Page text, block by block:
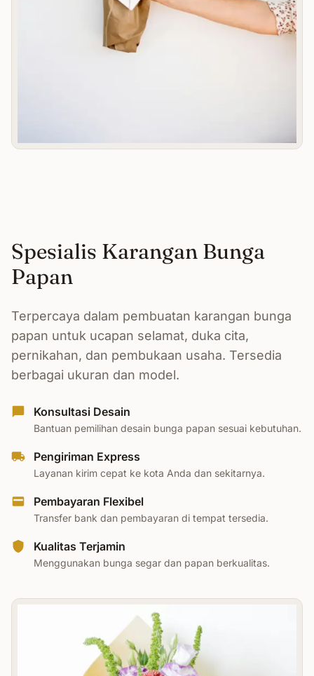
Spesialis Karangan Bunga
Papan
Terpercaya dalam pembuatan karangan bunga
papan untuk ucapan selamat, duka cita,
pernikahan, dan pembukaan usaha. Tersedia
berbagai ukuran dan model.
Konsultasi Desain
Bantuan pemilihan desain bunga papan sesuai kebutuhan.
Pengiriman Express
Layanan kirim cepat ke kota Anda dan sekitarnya.
Pembayaran Flexibel
Transfer bank dan pembayaran di tempat tersedia.
Kualitas Terjamin
Menggunakan bunga segar dan papan berkualitas.